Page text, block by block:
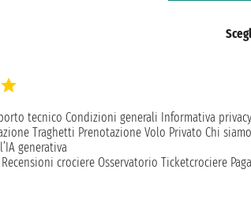
tecnico Condizioni generali Informativa privacy
Traghetti Prenotazione Volo Privato Chi siamo
generativa
Recensioni crociere Osservatorio Ticketcrociere